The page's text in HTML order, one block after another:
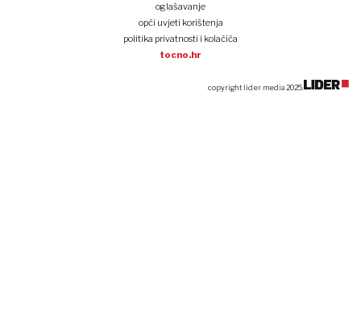
oglašavanje
opći uvjeti korištenja
politika privatnosti i kolačića
tocno.hr
copyright lider media 2025.